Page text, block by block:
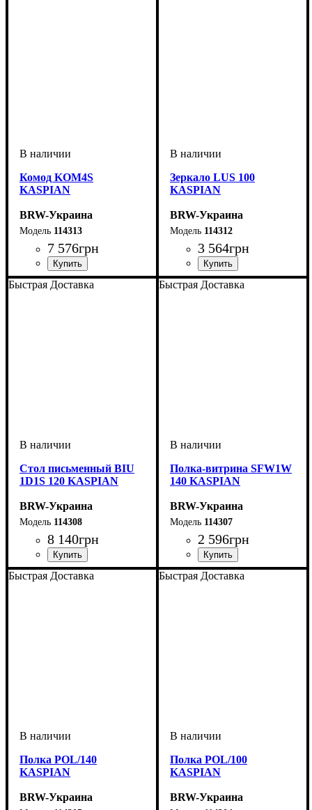
Комод KOM4S
KASPIAN
BRW-Украина
114313
7 576грн
ширина, мм: 1050
высота, мм: 920
глубина, мм: 405
Зеркало LUS 100
KASPIAN
BRW-Украина
114312
3 564грн
ширина, мм: 1050
высота, мм: 770
глубина, мм: 20
Быстрая Доставка
Стол письменный BIU
1D1S 120 KASPIAN
BRW-Украина
114308
8 140грн
ширина, мм: 1200
высота, мм: 770
глубина, мм: 650
Быстрая Доставка
Полка-витрина SFW1W
140 KASPIAN
BRW-Украина
114307
2 596грн
ширина, мм: 1435
высота, мм: 400
глубина, мм: 305
Быстрая Доставка
Полка POL/140
KASPIAN
BRW-Украина
Быстрая Доставка
Полка POL/100
KASPIAN
BRW-Украина